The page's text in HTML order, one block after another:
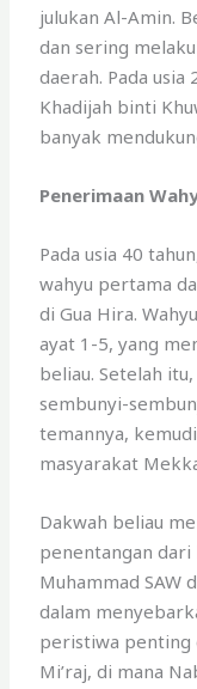
julukan Al-Amin.
dan sering
daerah. Pada
Khadijah binti
banyak
Penerimaan
Pada usia 40
wahyu pertama
di Gua Hira.
ayat 1-5, yang
beliau. Setelah
sembunyi-
temannya,
masyarakat
Dakwah beliau
penentangan dari
Muhammad
dalam
peristiwa penting
Mi’raj, di mana